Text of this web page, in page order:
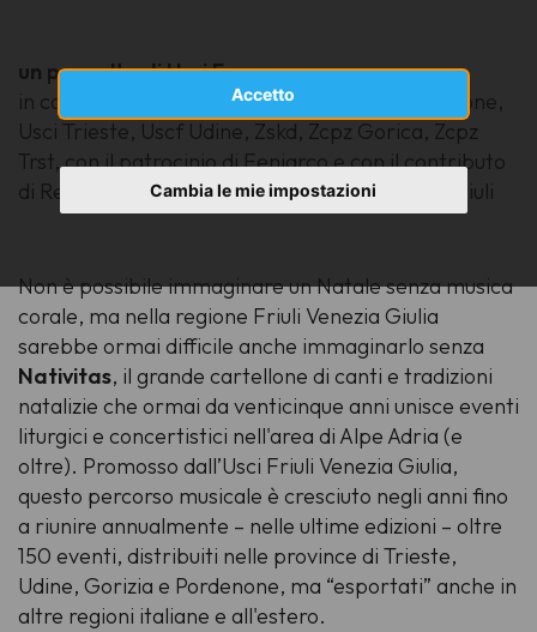
Accetto
Cambia le mie impostazioni
un progetto di Usci Fvg
in collaborazione con Usci Gorizia, Usci Pordenone,
Usci Trieste, Uscf Udine, Zskd, Zcpz Gorica, Zcpz
Trst, con il patrocinio di Feniarco e con il contributo
di Regione Friuli Venezia Giulia e Fondazione Friuli
Non è possibile immaginare un Natale senza musica
corale, ma nella regione Friuli Venezia Giulia
sarebbe ormai difficile anche immaginarlo senza
Nativitas, il grande cartellone di canti e tradizioni
natalizie che ormai da venticinque anni unisce eventi
liturgici e concertistici nell'area di Alpe Adria (e
oltre). Promosso dall’Usci Friuli Venezia Giulia,
questo percorso musicale è cresciuto negli anni fino
a riunire annualmente – nelle ultime edizioni – oltre
150 eventi, distribuiti nelle province di Trieste,
Udine, Gorizia e Pordenone, ma “esportati” anche in
altre regioni italiane e all'estero.